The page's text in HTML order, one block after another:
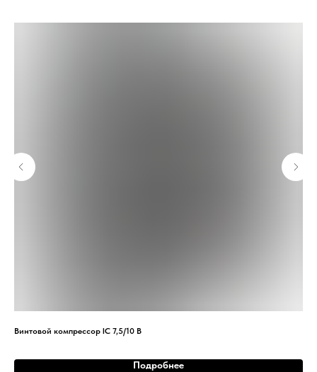
Винтовой компрессор IC 7,5/10 B
Подробнее